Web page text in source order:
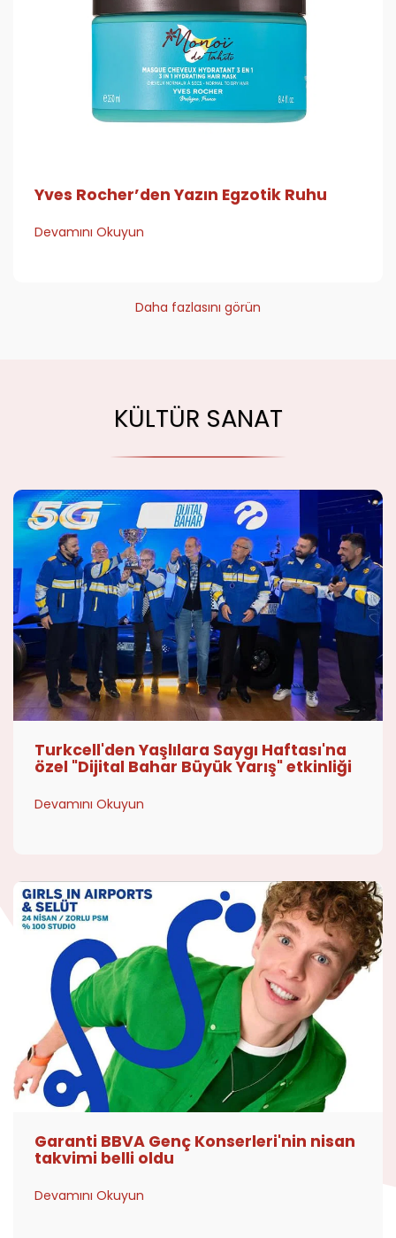
Yves Rocher’den Yazın Egzotik Ruhu
Devamını Okuyun
Daha fazlasını görün
KÜLTÜR SANAT
Turkcell'den Yaşlılara Saygı Haftası'na
özel "Dijital Bahar Büyük Yarış" etkinliği
Devamını Okuyun
Garanti BBVA Genç Konserleri'nin nisan
takvimi belli oldu
Devamını Okuyun